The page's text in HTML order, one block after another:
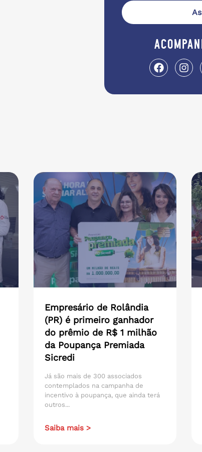
Empresário de Rolândia
(PR) é primeiro ganhador
do prêmio de R$ 1 milhão
da Poupança Premiada
Sicredi
Já são mais de 300 associados
contemplados na campanha de
incentivo à poupança, que ainda terá
outros...
Saiba mais >